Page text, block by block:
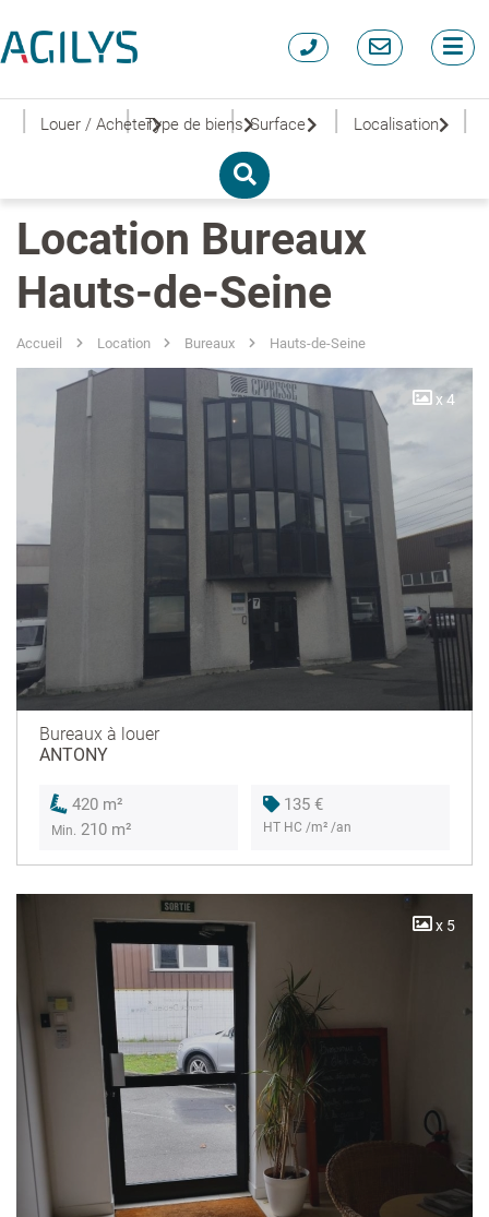
| Louer / Acheter
| Type de biens
| Surface | Localisation |
Location Bureaux
Hauts-de-Seine
Accueil Location Bureaux Hauts-de-Seine
x 4
Bureaux à louer
ANTONY
420 m²
Min. 210 m²
135 €
HT HC /m² /an
x 5